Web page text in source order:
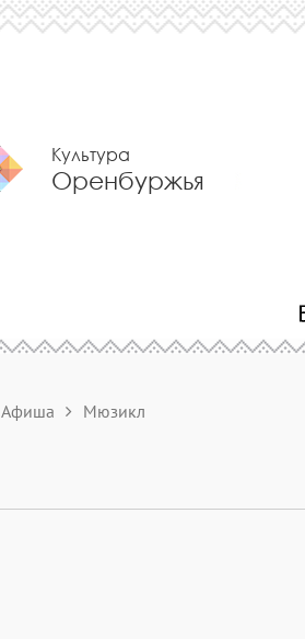
Культура
Оренбуржья
Афиша Мюзикл